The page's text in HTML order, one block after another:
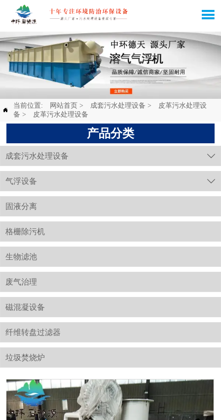


当前位置: 网站首页 > 成套污水处理设备 >
皮革污水处理设
备 > 皮革污水处理设备
产品分类
成套污水处理设备 
气浮设备 
固液分离
格栅除污机
生物滤池
废气治理
磁混凝设备
纤维转盘过滤器
垃圾焚烧炉